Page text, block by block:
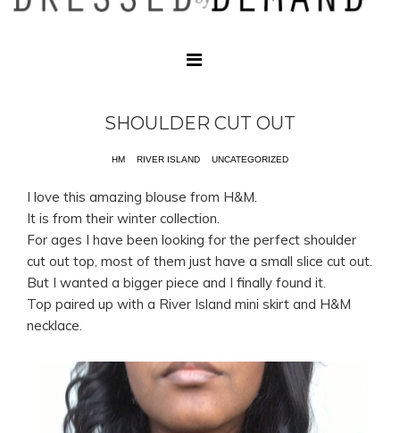
SHOULDER CUT OUT
HM RIVER ISLAND UNCATEGORIZED
I love this amazing blouse from H&M.
It is from their winter collection.
For ages I have been looking for the perfect shoulder
cut out top, most of them just have a small slice cut out.
But I wanted a bigger piece and I finally found it.
Top paired up with a River Island mini skirt and H&M
necklace.